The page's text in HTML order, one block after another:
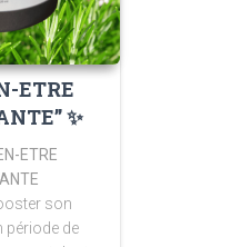
ETRE
✨
ETRE
son
période de